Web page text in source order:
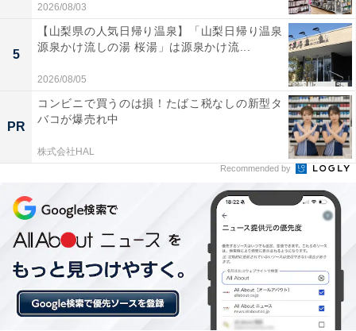
2026/08/03
5
【山梨県の人気日帰り温泉】「山梨日帰り温泉
源泉かけ流しの湯 桜湯」は源泉かけ流...
2026/08/05
PR
コンビニで買うのは損！たばこ税なしの新型タ
バコが爆売れ中
株式会社HAL
Recommended by